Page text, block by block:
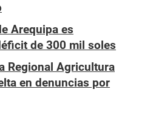
Arequipa es
de 300 mil soles
Regional Agricultura
en denuncias por